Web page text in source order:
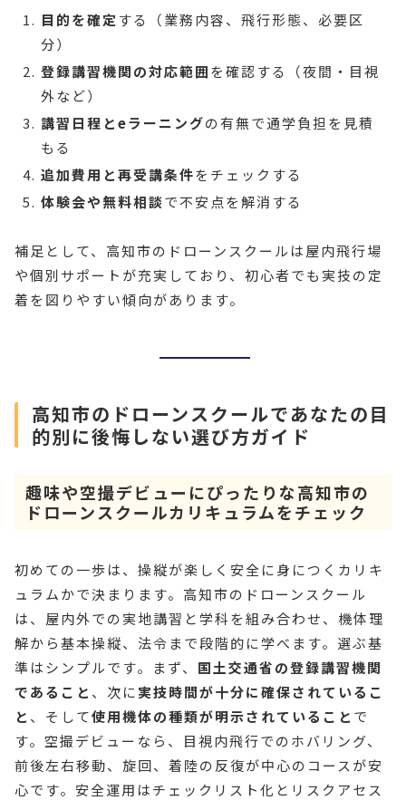
目的を確定 する（業務内容、飛行形態、必要区
分）
登録講習機関の対応範囲を確認する（夜間・目視
外など）
講習日程とeラーニングの有無で通学負担を見積
もる
追加費用と再受講条件をチェックする
体験会や無料相談で不安点を解消する
補足として、高知市のドローンスクールは屋内飛行場
や個別サポートが充実しており、初心者でも実技の定
着を図りやすい傾向があります。
高知市のドローンスクールであなたの目
的別に後悔しない選び方ガイド
趣味や空撮デビューにぴったりな高知市の
ドローンスクールカリキュラムをチェック
初めての一歩は、操縦が楽しく安全に身につくカリキ
ュラムかで決まります。高知市のドローンスクール
は、屋内外での実地講習と学科を組み合わせ、機体理
解から基本操縦、法令まで段階的に学べます。選ぶ基
準はシンプルです。まず、 国土交通省の登録講習機関
であること 、次に実技時間が十分に確保されているこ
と 、そして使用機体の種類が明示されていること で
す。空撮デビューなら、目視内飛行でのホバリング、
前後左右移動、旋回、着陸の反復が中心のコースが安
心です。安全運用はチェックリスト化とリスクアセス